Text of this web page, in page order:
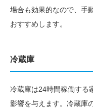
場合も効果的なので、手
おすすめします。
冷蔵庫
冷蔵庫は24時間稼働する
影響を与えます。冷蔵庫